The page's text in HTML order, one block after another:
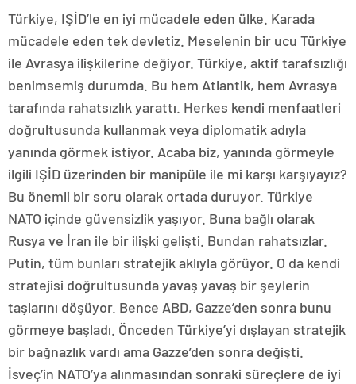
Türkiye, IŞİD’le en iyi mücadele eden ülke. Karada
mücadele eden tek devletiz. Meselenin bir ucu Türkiye
ile Avrasya ilişkilerine değiyor. Türkiye, aktif tarafsızlığı
benimsemiş durumda. Bu hem Atlantik, hem Avrasya
tarafında rahatsızlık yarattı. Herkes kendi menfaatleri
doğrultusunda kullanmak veya diplomatik adıyla
yanında görmek istiyor. Acaba biz, yanında görmeyle
ilgili IŞİD üzerinden bir manipüle ile mi karşı karşıyayız?
Bu önemli bir soru olarak ortada duruyor. Türkiye
NATO içinde güvensizlik yaşıyor. Buna bağlı olarak
Rusya ve İran ile bir ilişki gelişti. Bundan rahatsızlar.
Putin, tüm bunları stratejik aklıyla görüyor. O da kendi
stratejisi doğrultusunda yavaş yavaş bir şeylerin
taşlarını döşüyor. Bence ABD, Gazze’den sonra bunu
görmeye başladı. Önceden Türkiye’yi dışlayan stratejik
bir bağnazlık vardı ama Gazze’den sonra değişti.
İsveç’in NATO’ya alınmasından sonraki süreçlere de iyi